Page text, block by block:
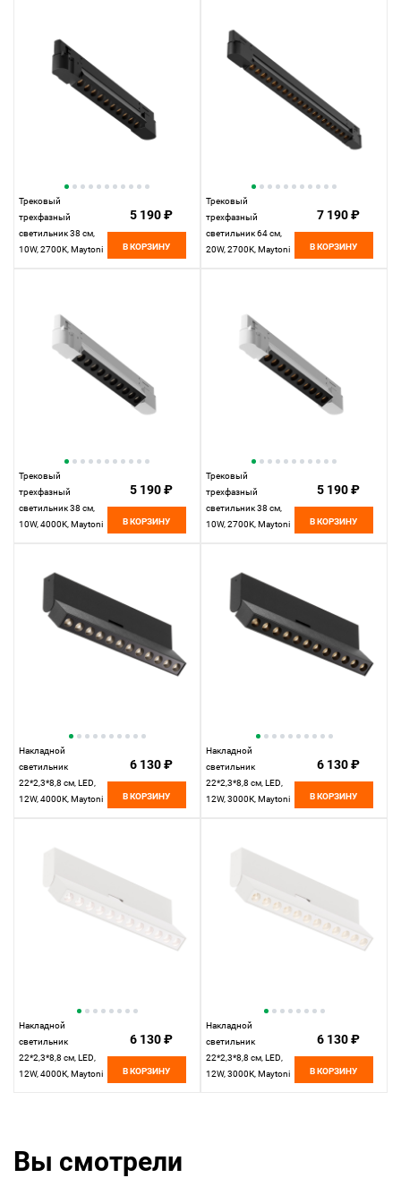
Трековый
трехфазный
светильник 38 см,
10W, 2700K, Maytoni
5 190 ₽
В КОРЗИНУ
Трековый
трехфазный
светильник 64 см,
20W, 2700K, Maytoni
7 190 ₽
В КОРЗИНУ
Трековый
трехфазный
светильник 38 см,
10W, 4000K, Maytoni
5 190 ₽
В КОРЗИНУ
Трековый
трехфазный
светильник 38 см,
10W, 2700K, Maytoni
5 190 ₽
В КОРЗИНУ
Накладной
светильник
22*2,3*8,8 см, LED,
12W, 4000К, Maytoni
6 130 ₽
В КОРЗИНУ
Накладной
светильник
22*2,3*8,8 см, LED,
12W, 3000К, Maytoni
6 130 ₽
В КОРЗИНУ
Накладной
светильник
22*2,3*8,8 см, LED,
12W, 4000К, Maytoni
6 130 ₽
В КОРЗИНУ
Накладной
светильник
22*2,3*8,8 см, LED,
12W, 3000К, Maytoni
6 130 ₽
В КОРЗИНУ
Вы смотрели